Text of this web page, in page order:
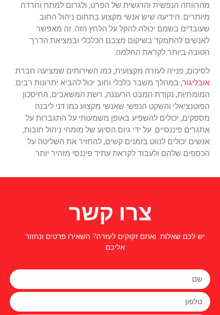
מהרווחה הנפשית והרגשית של הפרט, ולגרום למתח וחרדה
מיותרים. הידיעה שיש אנשי מקצוע בתחום ניהול החוב
שעובדים בשמם יכולה להקל על הלחץ הזה. זה מאפשר
לאנשים להתמקד בשיקום מצבם הכלכלי ובמציאת הדרך
הטובה ביותר לקראת החלמה.
לסיכום, פנייה לעזרה מקצועית, כמו השירותים שמציעה חברת
אובליגור, במהלך משבר כלכלי וחוב יכול להביא יתרונות רבים.
המומחיות, נקודת המבט הרעננה, רשת המשאבים, החיסכון
הפוטנציאלי והשקט הנפשי שאנשי מקצוע כמו דני ליבנה
מספקים, יכולים להשפיע באופן משמעותי על התגברות על
אתגרים פיננסיים. על ידי גיוס הסיוע של מומחי ניהול חובות,
אנשים יכולים לנווט בזמנים קשים, להחזיר את השליטה על
הכספים שלהם ולעבוד לקראת עתיד פיננסי מזהיר יותר.
צרו קשר
יש לכם שאלות ואתם זקוקים לעזרה? השאירו פרטים ונחזור
אליכם